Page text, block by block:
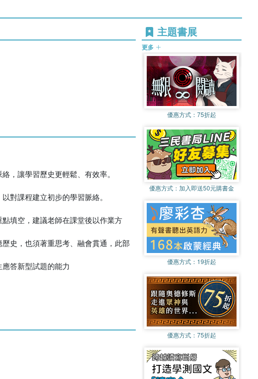
，讓學習歷史更輕鬆、有效率。
對課程建立初步的學習脈絡。
填空，建議老師在課堂後以作業方
史，也須著重思考、融會貫通，此部
答新型試題的能力
主題書展
更多
優惠方式： 75折起
優惠方式： 加入即送50元購書金
優惠方式： 19折起
優惠方式： 75折起